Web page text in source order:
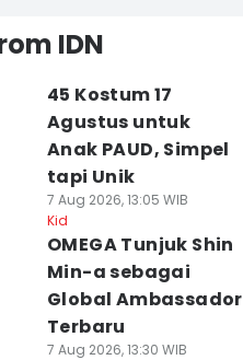
IDN
45 Kostum 17
Agustus untuk
Anak PAUD, Simpel
tapi Unik
7 Aug 2026, 13:05 WIB
Kid
OMEGA Tunjuk Shin
Min-a sebagai
Global Ambassador
Terbaru
7 Aug 2026, 13:30 WIB